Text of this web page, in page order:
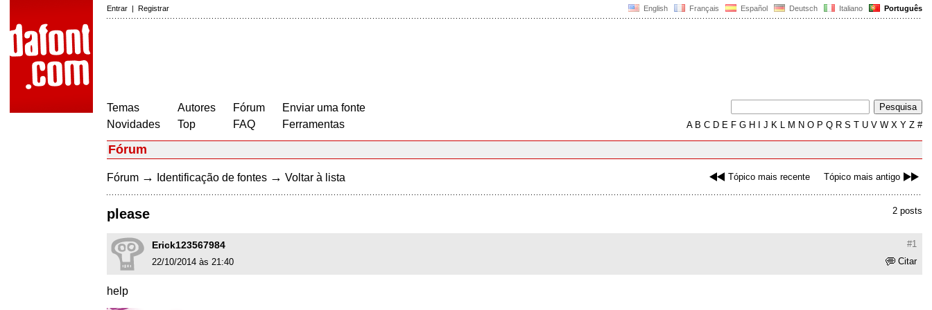
English Français Español Deutsch Italiano Português
Entrar | Registrar
Temas
Novidades
Autores
Top
Fórum
FAQ
Enviar uma fonte
Ferramentas
AB C D E F G H J K L M N O P Q R S T U V W X Y Z #
Fórum
Tópico mais recente Tópico mais antigo
Fórum → Identificação de fontes → Voltar à lista
2 posts
please
#1
Erick123567984
Citar
22/10/2014 às 21:40
help